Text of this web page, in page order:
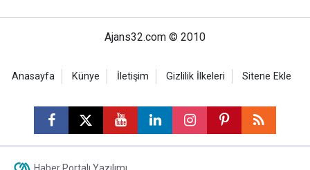
Ajans32.com © 2010
Anasayfa Künye İletişim Gizlilik İlkeleri Sitene Ekle